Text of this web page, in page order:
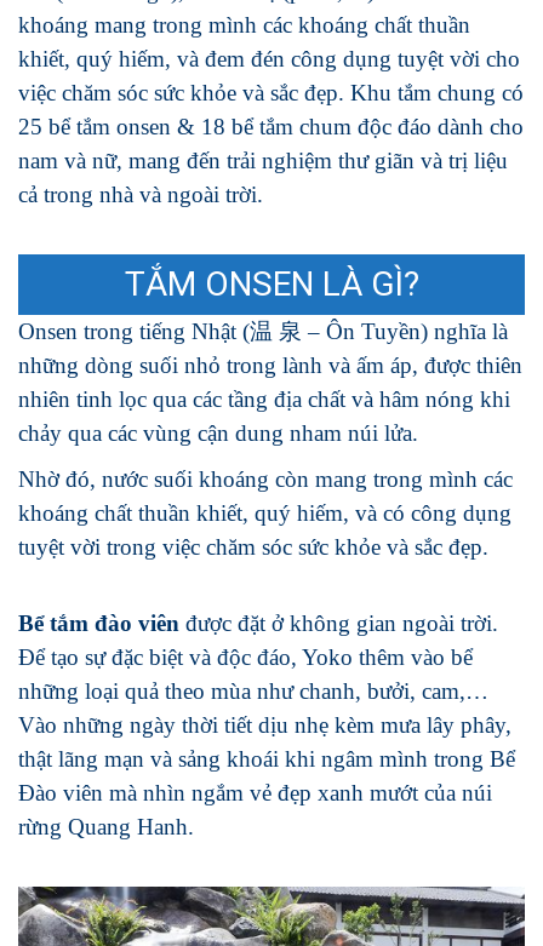
khoáng mang trong mình các khoáng chất thuần
khiết, quý hiếm, và đem đén công dụng tuyệt vời cho
việc chăm sóc sức khỏe và sắc đẹp. Khu tắm chung có
25 bể tắm onsen & 18 bể tắm chum độc đáo dành cho
nam và nữ, mang đến trải nghiệm thư giãn và trị liệu
cả trong nhà và ngoài trời.
TẮM ONSEN LÀ GÌ?
Onsen trong tiếng Nhật (温 泉 – Ôn Tuyền) nghĩa là
những dòng suối nhỏ trong lành và ấm áp, được thiên
nhiên tinh lọc qua các tầng địa chất và hâm nóng khi
chảy qua các vùng cận dung nham núi lửa.
Nhờ đó, nước suối khoáng còn mang trong mình các
khoáng chất thuần khiết, quý hiếm, và có công dụng
tuyệt vời trong việc chăm sóc sức khỏe và sắc đẹp.
Bể tắm đào viên được đặt ở không gian ngoài trời.
Để tạo sự đặc biệt và độc đáo, Yoko thêm vào bể
những loại quả theo mùa như chanh, bưởi, cam,…
Vào những ngày thời tiết dịu nhẹ kèm mưa lây phây,
thật lãng mạn và sảng khoái khi ngâm mình trong Bể
Đào viên mà nhìn ngắm vẻ đẹp xanh mướt của núi
rừng Quang Hanh.